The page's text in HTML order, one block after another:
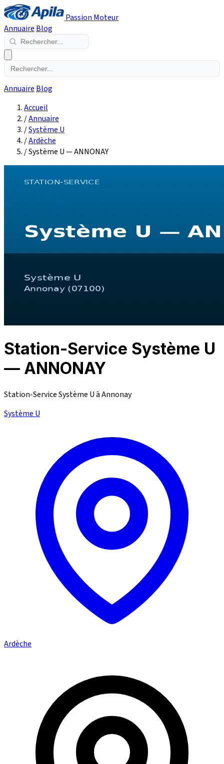
Passion Moteur
Annuaire Blog
Annuaire Blog
Accueil
/Annuaire
/Système U
/Ardèche
/Système U — ANNONAY
Station-Service Système U
— ANNONAY
Station-Service Système U à Annonay
Système U
Ardèche